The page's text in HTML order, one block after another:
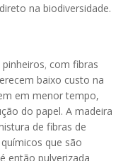
na biodiversidade.
, com fibras
baixo custo na
em menor tempo,
do papel. A madeira
de fibras de
que são
então pulverizada